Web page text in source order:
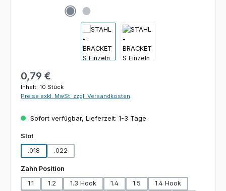
Regulärer Preis:
0,79 €
Inhalt: 10 Stück
Preise exkl. MwSt. zzgl. Versandkosten
Sofort verfügbar, Lieferzeit: 1-3 Tage
Slotauswählen
.018
.022
Zahn Position
1.1
1.2 1.3 Hook 1.4 1.5
1.4 Hook